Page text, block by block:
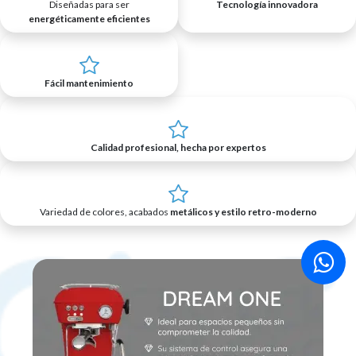
Diseñadas para ser
energéticamente eficientes
Tecnología innovadora
Fácil mantenimiento
Calidad profesional, hecha por expertos
Variedad de colores, acabados metálicos y estilo retro-moderno